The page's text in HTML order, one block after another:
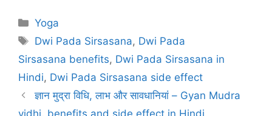
Categories
Yoga
Tags
Dwi Pada Sirsasana, Dwi Pada
Sirsasana benefits, Dwi Pada Sirsasana in
Hindi, Dwi Pada Sirsasana side effect
Post
navigation
ज्ञान मुद्रा विधि, लाभ और सावधानियां – Gyan Mudra